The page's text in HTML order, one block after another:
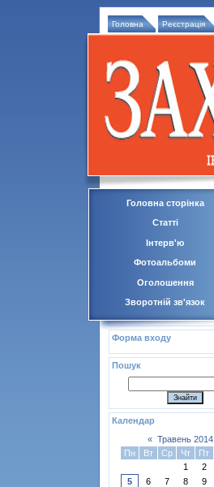
Головна Реєстрація
Головна сторінка
Статті
Інтерв'ю
Фотоальбоми
Оголошення
Зворотній зв'язок
Форма входу
Пошук
Календар
« Травень 2014
Пн
Вт Ср Чт Пт
1
2
5
6 7 8 9